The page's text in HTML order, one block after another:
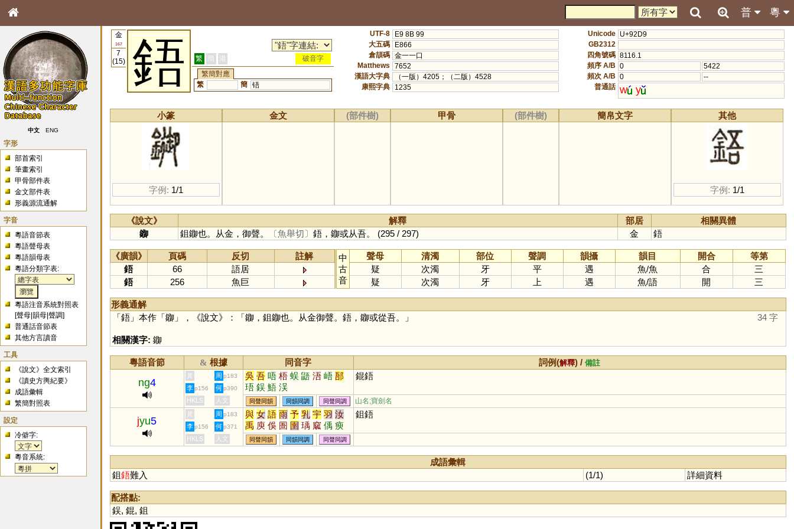
粵
普
中文 ENG
字形
部首索引
筆畫索引
甲骨部件表
金文部件表
形義源流通解
字音
粵語音節表
粵語聲母表
粵語韻母表
粵語分類字表:
粵語注音系統對照表
[聲母 |韻母 |聲調]
普通話音節表
其他方言讀音
工具
《說文》全文索引
《讀史方輿紀要》
成語彙輯
繁簡對照表
設定
冷僻字:
粵音系統:
金
167
7
(15)
鋙 繁 簡 港
破音字
繁簡對應
繁
簡 铻
UTF-8
E9 8B 99
大五碼
E866
倉頡碼 金一一口
Matthews
7652
漢語大字典
（一版）4205；（二版）4528
康熙字典
1235
Unicode U+92D9
GB2312
四角號碼 8116.1
頻序 A/B 0
5422
頻次 A/B 0
--
普通話 w y
小篆
字例: 1/1
金文 (部件樹) 甲骨 (部件樹) 簡帛文字 其他
字例: 1/1
《說文》 解釋 部居
相關異體
䥏
鉏䥏也。从金，御聲。 〔魚舉切〕 鋙，䥏或从吾。 (295 / 297) 金 鋙
《廣韻》 頁碼 反切
註解
鋙
66
語居
鋙
256 魚巨
中
古
音
聲母 清濁 部位 聲調 韻攝 韻目 開合
等第
疑
次濁 牙 平 遇 魚/魚 合
三
疑
次濁 牙 上 遇 魚/語 開 三
形義通解
「鋙」本作「䥏」，《說文》：「䥏，鉏䥏也。从金御聲。鋙，䥏或從吾。」 34 字
相關漢字: 䥏
粵語音節 & 根據 同音字 詞例(解釋) /備註
ng4
黃 周 p183 吳 吾 唔 梧 蜈 鼯 浯 峿 郚
珸 鋘 鯃 洖
錕鋙
李 p156 何 p390
HKLS 人文 同聲同韻 同韻同調 同聲同調 山名;寶劍名
jyu5
黃 周 p183 與 女 語 雨 予 乳 宇 羽 汝
禹 庾 俁 圄 圉 瑀 窳 偊 瘐
籹 貐 齬 篽 斞 楀 萭 噳 擩
麌 蘌 醹 鄅 峿 穻 寙 頨 斔
祤 蝺 敔 与
鉏鋙
李 p156 何 p371
HKLS 人文 同聲同韻 同韻同調 同聲同調
成語彙輯
鉏鋙難入 (1/1) 詳細資料
配搭點:
鋘, 錕, 鉏